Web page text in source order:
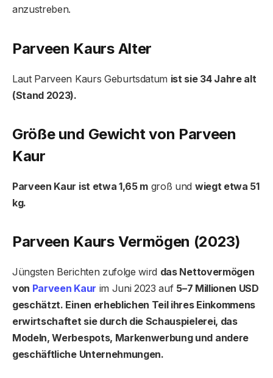
anzustreben.
Parveen Kaurs Alter
Laut Parveen Kaurs Geburtsdatum ist sie 34 Jahre alt
(Stand 2023).
Größe und Gewicht von Parveen
Kaur
Parveen Kaur ist etwa 1,65 m groß und wiegt etwa 51
kg.
Parveen Kaurs Vermögen (2023)
Jüngsten Berichten zufolge wird das Nettovermögen
von Parveen Kaur im Juni 2023 auf 5–7 Millionen USD
geschätzt. Einen erheblichen Teil ihres Einkommens
erwirtschaftet sie durch die Schauspielerei, das
Modeln, Werbespots, Markenwerbung und andere
geschäftliche Unternehmungen.